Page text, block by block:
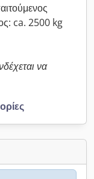
ca. 2500 kg
να